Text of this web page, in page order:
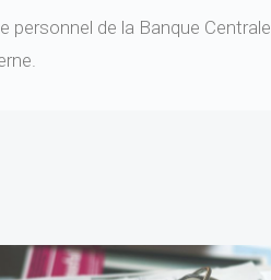
personnel de la Banque Centrale